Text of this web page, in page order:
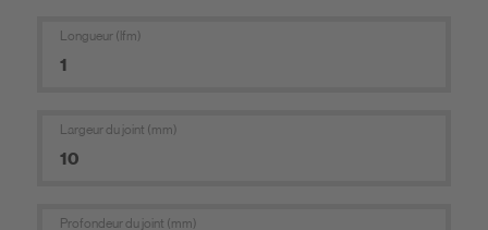
Longueur (lfm)
Largeur du joint (mm)
Profondeur du joint (mm)